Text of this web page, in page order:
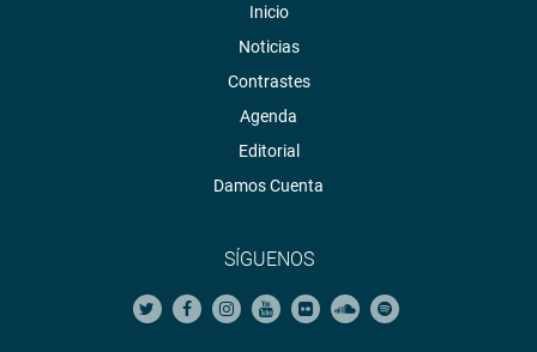
Inicio
Noticias
Contrastes
Agenda
Editorial
Damos Cuenta
SÍGUENOS